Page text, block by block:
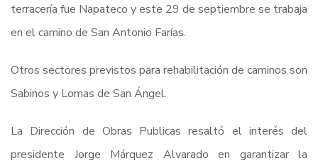
terracería fue Napateco y este 29 de septiembre se trabaja
en el camino de San Antonio Farías.
Otros sectores previstos para rehabilitación de caminos son
Sabinos y Lomas de San Ángel.
La Dirección de Obras Publicas resaltó el interés del
presidente Jorge Márquez Alvarado en garantizar la